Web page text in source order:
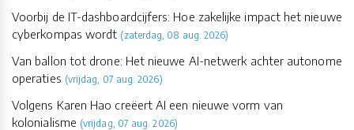
Voorbij de IT-dashboardcijfers: Hoe zakelijke impact het nieuwe
cyberkompas wordt (zaterdag, 08 aug. 2026)
Van ballon tot drone: Het nieuwe AI-netwerk achter autonome
operaties (vrijdag, 07 aug. 2026)
Volgens Karen Hao creëert AI een nieuwe vorm van
kolonialisme (vrijdag, 07 aug. 2026)